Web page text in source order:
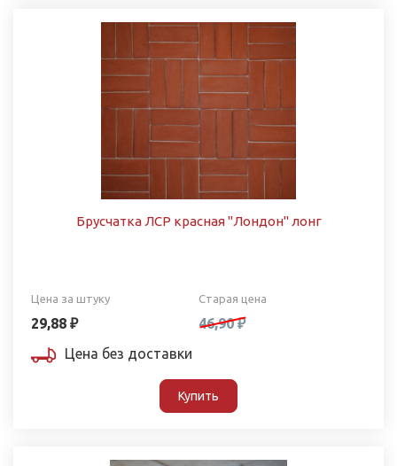
Брусчатка ЛСР красная "Лондон" лонг
Цена за штуку
29,88 ₽
Старая цена
46,90 ₽
Цена без доставки
Купить